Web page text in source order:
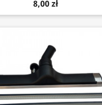
8,00 zł